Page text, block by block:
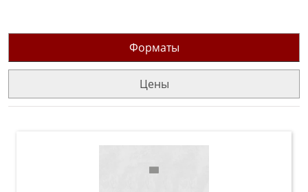
Форматы
Цены